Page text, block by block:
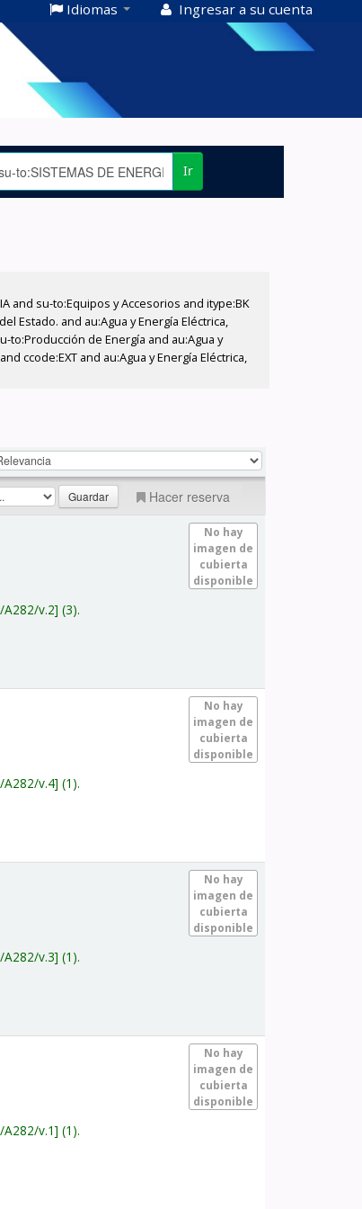
Idiomas Ingresar a su cuenta
Ir
and su-to:Equipos y Accesorios and itype:BK
Estado. and au:Agua y Energía Eléctrica,
to:Producción de Energía and au:Agua y
ccode:EXT and au:Agua y Energía Eléctrica,
Hacer reserva
No hay
imagen de
cubierta
disponible
A282/v.2 (3).
No hay
imagen de
cubierta
disponible
A282/v.4 (1).
No hay
imagen de
cubierta
disponible
A282/v.3 (1).
No hay
imagen de
cubierta
disponible
A282/v.1 (1).